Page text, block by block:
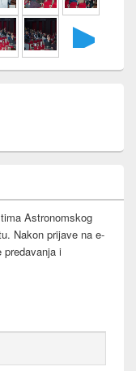
►
Astronomskog
Nakon prijave na e-
predavanja i